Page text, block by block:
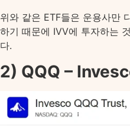
위와 같은 ETF들은 운용사만
하기 때문에 IVV에 투자하는
다.
2) QQQ –